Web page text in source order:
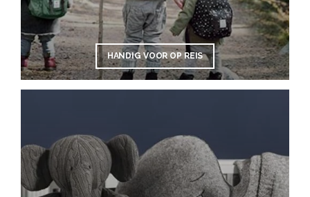
HANDIG VOOR OP REIS